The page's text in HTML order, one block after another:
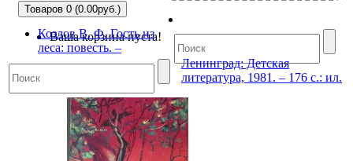
Товаров 0 (0.00руб.)
Ваша корзина пуста!
Козлов В. Ф. Гость из
леса: повесть. –
Ленинград: Детская
литература, 1981. – 176 с.: ил.